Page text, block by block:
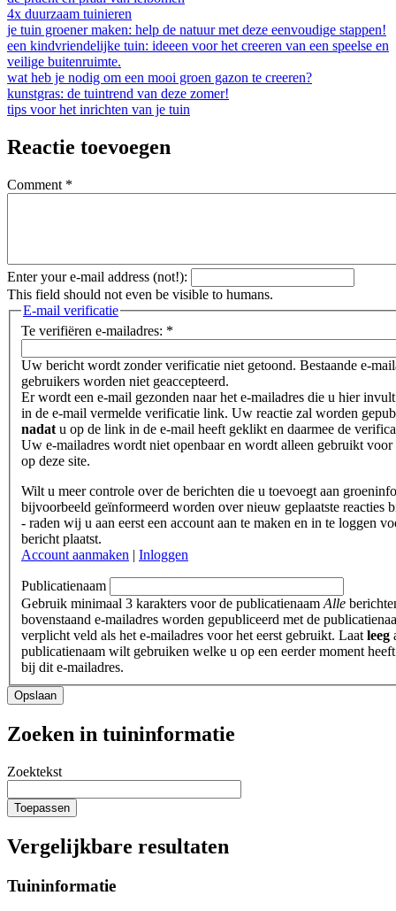
4x duurzaam tuinieren
je tuin groener maken: help de natuur met deze eenvoudige stappen!
een kindvriendelijke tuin: ideeen voor het creeren van een speelse en
veilige buitenruimte.
wat heb je nodig om een mooi groen gazon te creeren?
kunstgras: de tuintrend van deze zomer!
tips voor het inrichten van je tuin
Reactie toevoegen
Comment *
Enter your e-mail address (not!):
This field should not even be visible to humans.
E-mail verificatie
Te verifiëren e-mailadres: *
Uw bericht wordt zonder verificatie niet getoond. Bestaande e-
gebruikers worden niet geaccepteerd.
Er wordt een e-mail gezonden naar het e-mailadres die u hier
in de e-mail vermelde verificatie link. Uw reactie zal worden
nadat u op de link in de e-mail heeft geklikt en daarmee de
Uw e-mailadres wordt niet openbaar en wordt alleen gebruikt voor
op deze site.
Wilt u meer controle over de berichten die u toevoegt aan
bijvoorbeeld geïnformeerd worden over nieuw geplaatste reacties
- raden wij u aan eerst een account aan te maken en in te loggen
bericht plaatst.
Account aanmaken | Inloggen
Publicatienaam
Gebruik minimaal 3 karakters voor de publicatienaam Alle
bovenstaand e-mailadres worden gepubliceerd met de
verplicht veld als het e-mailadres voor het eerst gebruikt. Laat leeg
publicatienaam wilt gebruiken welke u op een eerder moment
bij dit e-mailadres.
Heeft
u
een
tuin?
Opslaan
Zoeken in tuininformatie
Zoektekst
Toepassen
Vergelijkbare resultaten
Tuininformatie